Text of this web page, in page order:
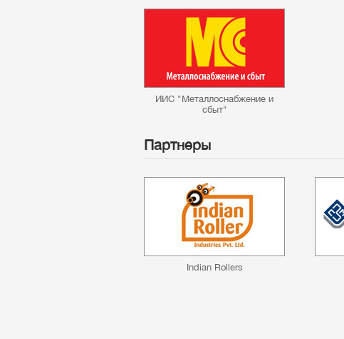
ИИС "Металлоснабжение и
сбыт"
Партнеры
Indian Rollers